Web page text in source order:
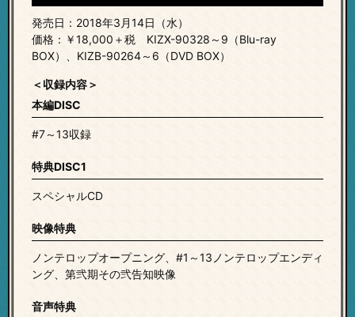
発売日：2018年3月14日（水）
価格：￥18,000＋税 KIZX-90328～9（Blu-ray
BOX）、KIZB-90264～6（DVD BOX）
＜収録内容＞
本編DISC
#7～13収録
特典DISC1
スペシャルCD
映像特典
ノンテロップオープニング、#1～13ノンテロップエンディ
ング、第弐期その弐告知映像
音声特典